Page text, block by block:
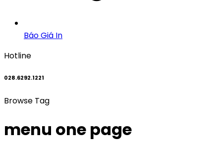
Báo Giá In
Hotline
028.6292.1221
Browse Tag
menu one page